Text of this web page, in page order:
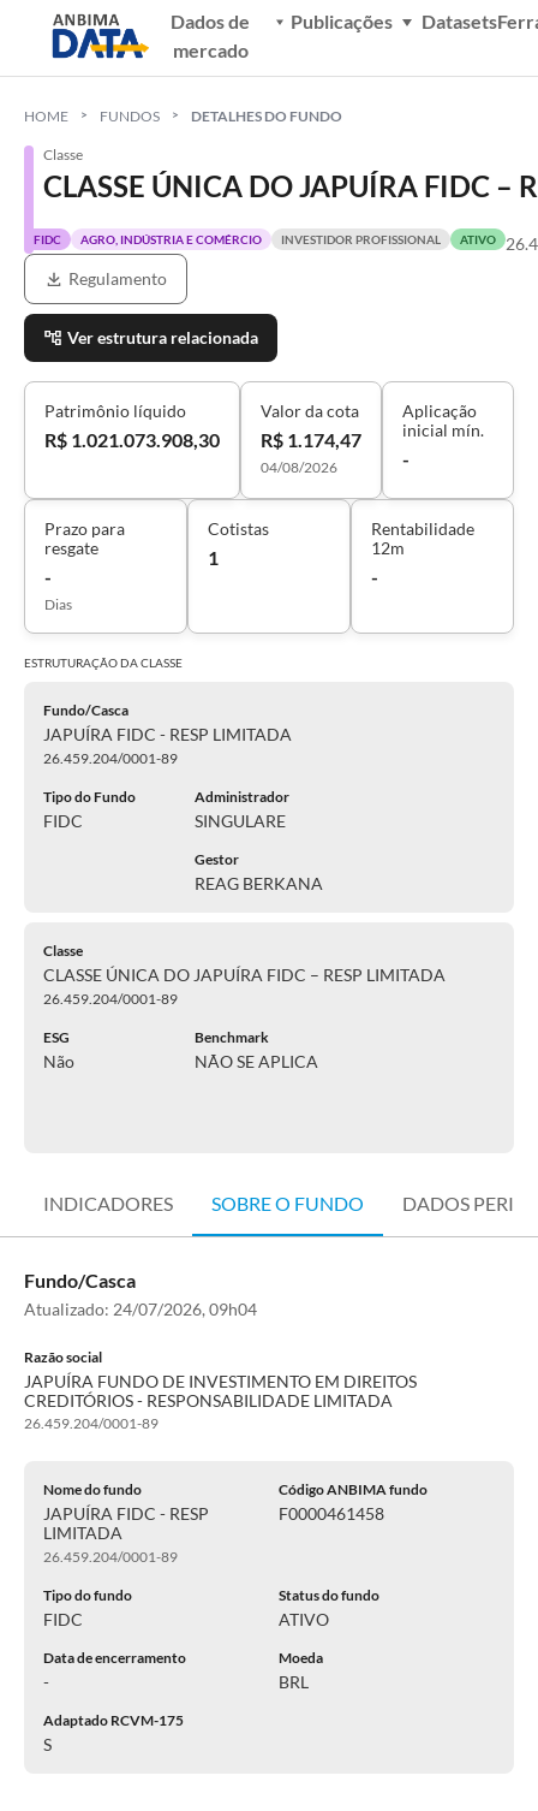
Dados de
mercado
Publicações Datasets
HOME FUNDOS DETALHES DO FUNDO
Classe
CLASSE ÚNICA DO JAPUÍRA FIDC –
FIDC AGRO, INDÚSTRIA E COMÉRCIO INVESTIDOR PROFISSIONAL ATIVO
Regulamento
Ver estrutura relacionada
Patrimônio líquido
R$ 1.021.073.908,30
Valor da cota
R$ 1.174,47
04/08/2026
Aplicação
inicial mín.
-
Prazo para
resgate
-
Dias
Cotistas
1
Rentabilidade
12m
-
ESTRUTURAÇÃO DACLASSE
Fundo/Casca
JAPUÍRA FIDC - RESP LIMITADA
26.459.204/0001-89
Tipo do Fundo
FIDC
Administrador
SINGULARE
Gestor
REAG BERKANA
Classe
CLASSE ÚNICA DO JAPUÍRA FIDC – RESP LIMITADA
26.459.204/0001-89
ESG
Não
Benchmark
NÃO SE APLICA
INDICADORES SOBRE O FUNDO DADOS
Fundo/Casca
Atualizado: 24/07/2026, 09h04
Razão social
JAPUÍRA FUNDO DE INVESTIMENTO EM DIREITOS
CREDITÓRIOS - RESPONSABILIDADE LIMITADA
26.459.204/0001-89
Nome do fundo
JAPUÍRA FIDC - RESP
LIMITADA
26.459.204/0001-89
Código ANBIMA fundo
F0000461458
Tipo do fundo
FIDC
Status do fundo
ATIVO
Data de encerramento
-
Moeda
BRL
Adaptado RCVM-175
S